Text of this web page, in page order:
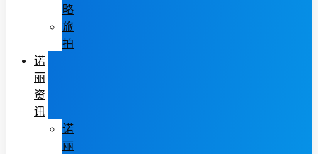
略
旅
拍
诺
丽
资
讯
诺
丽